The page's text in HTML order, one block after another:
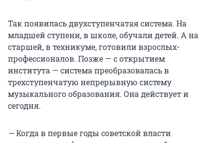
Так появилась двухступенчатая система. На
младшей ступени, в школе, обучали детей. А на
старшей, в техникуме, готовили взрослых-
профессионалов. Позже — с открытием
института — система преобразовалась в
трехступенчатую непрерывную систему
музыкального образования. Она действует и
сегодня.
—Когда в первые годы советской власти